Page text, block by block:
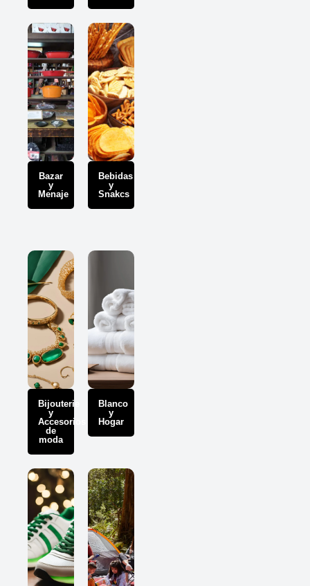
Bazar
y
Menaje
Bebidas
y
Snakcs
Bijouterie
y
Accesorios
de
moda
Blanco
y
Hogar